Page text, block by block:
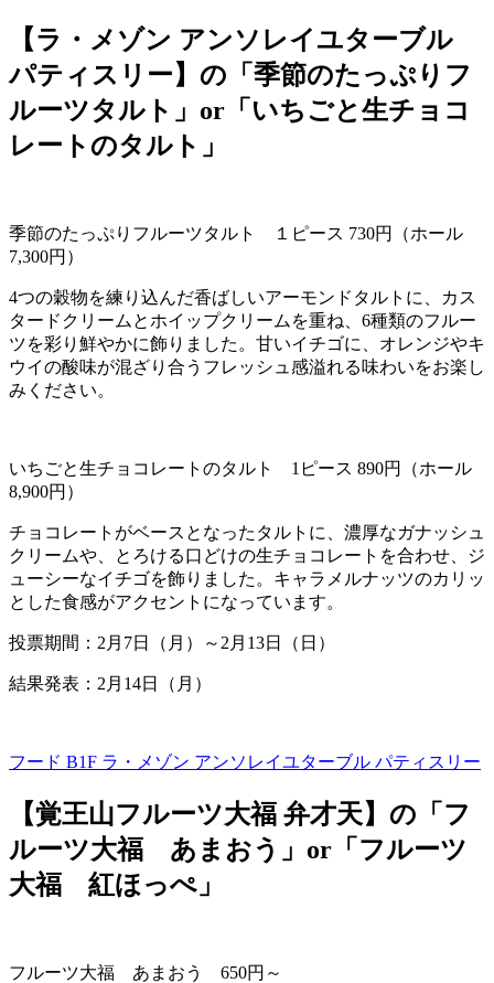
【ラ・メゾン アンソレイユターブル
パティスリー】の「季節のたっぷりフ
ルーツタルト」or「いちごと生チョコ
レートのタルト」
季節のたっぷりフルーツタルト １ピース 730円（ホール
7,300円）
4つの穀物を練り込んだ香ばしいアーモンドタルトに、カス
タードクリームとホイップクリームを重ね、 6種類のフルー
ツを彩り鮮やかに飾りました。甘いイチゴに、オレンジやキ
ウイの酸味が混ざり合うフレッシュ感溢れる味わいをお楽し
みください。
いちごと生チョコレートのタルト 1 ピース 890円（ホール
8,900円）
チョコレートがベースとなったタルトに、濃厚なガナッシュ
クリームや、とろける口どけの生チョコレートを合わせ、ジ
ューシーなイチゴを飾りました。キャラメルナッツのカリッ
とした食感がアクセントになっています。
投票期間： 2 月 7日（月）～ 2 月 13日（日）
結果発表：2月14日（月）
フード B1F ラ・メゾン アンソレイユターブル パティスリー
【覚王山フルーツ大福 弁才天】の「フ
ルーツ大福 あまおう」or「フルーツ
大福 紅ほっぺ」
フルーツ大福 あまおう 650円～